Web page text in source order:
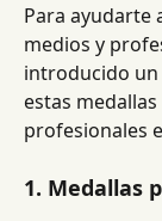
Para ayudarte
medios y
introducido un
estas
profesionales
1. Medallas